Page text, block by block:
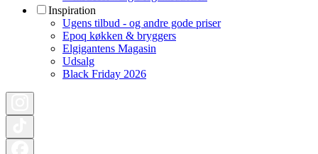
Inspiration
Ugens tilbud - og andre gode priser
Epoq køkken & bryggers
Elgigantens Magasin
Udsalg
Black Friday 2026